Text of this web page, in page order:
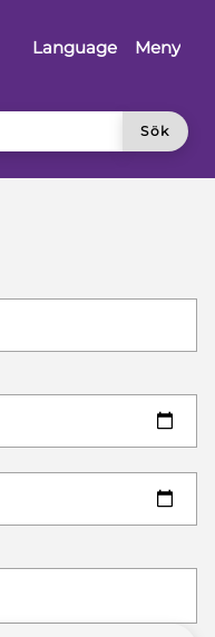
Language
Meny
Sök